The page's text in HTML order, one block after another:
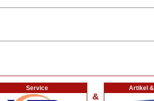
Service
&
Artikel